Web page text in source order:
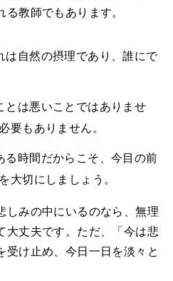
教師でもあります。
は自然の摂理であり、誰にで
とは悪いことではありませ
要もありません。
る時間だからこそ、今目の前
大切にしましょう。
しみの中にいるのなら、無理
大丈夫です。ただ、「今は悲
受け止め、今日一日を淡々と